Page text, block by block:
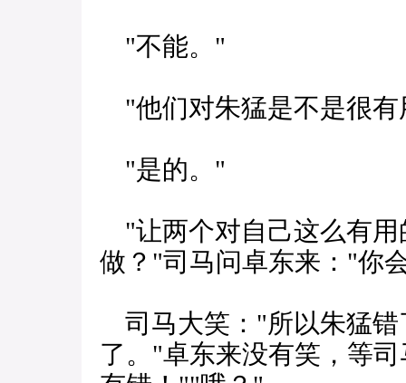
"不能。"
"他们对朱猛是不是很有
"是的。"
"让两个对自己这么有用
做？"司马问卓东来："你
司马大笑："所以朱猛错
了。"卓东来没有笑，等